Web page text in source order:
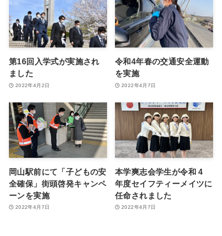
第16回入学式が実施され
ました
2022年4月2日
令和4年春の交通安全運動
を実施
2022年4月7日
岡山駅前にて「子どもの安
全確保」街頭啓発キャンペ
ーンを実施
2022年4月7日
本学爽志会学生が令和 4
年度セイフティーメイツに
任命されました
2022年4月7日